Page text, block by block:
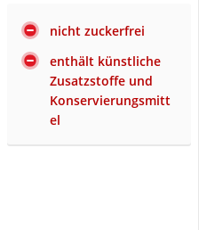
nicht zuckerfrei
enthält künstliche
Zusatzstoffe und
Konservierungsmitt
el